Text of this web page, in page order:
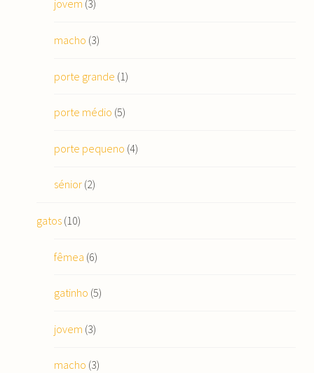
jovem (3)
macho (3)
porte grande (1)
porte médio (5)
porte pequeno (4)
sénior (2)
gatos(10)
fêmea (6)
gatinho (5)
jovem (3)
macho (3)